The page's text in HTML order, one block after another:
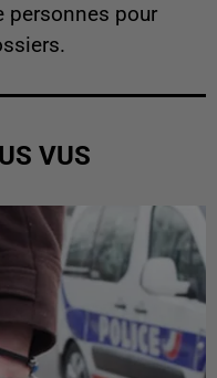
personnes pour
VUS